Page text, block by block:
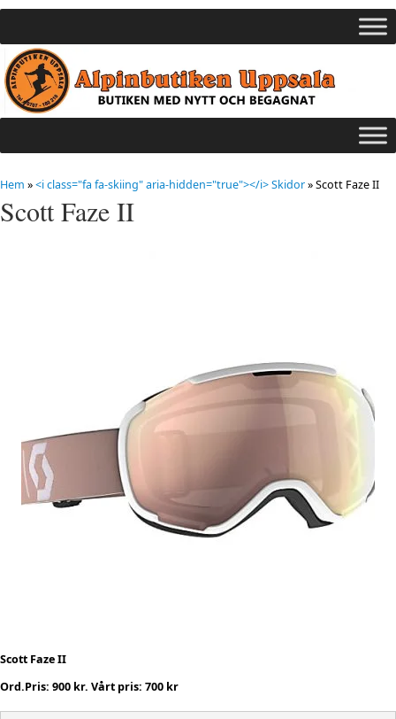
Hem »<i class="fa fa-skiing" aria-hidden="true"></i> Skidor»Scott Faze II
Scott Faze II
Scott Faze II
Ord.Pris: 900 kr. Vårt pris: 700 kr